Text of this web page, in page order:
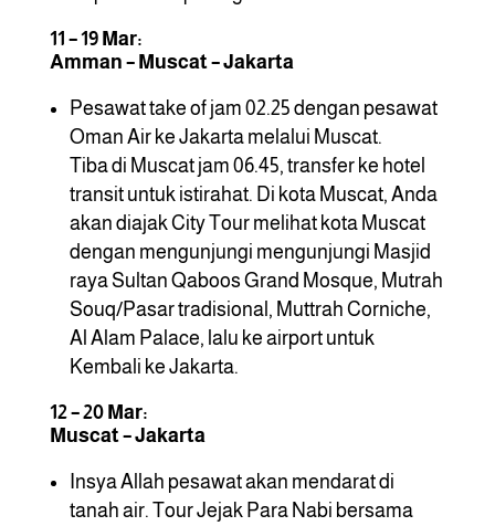
11 – 19 Mar:
Amman – Muscat – Jakarta
Pesawat take of jam 02.25 dengan pesawat
Oman Air ke Jakarta melalui Muscat.
Tiba di Muscat jam 06.45, transfer ke hotel
transit untuk istirahat. Di kota Muscat, Anda
akan diajak City Tour melihat kota Muscat
dengan mengunjungi mengunjungi Masjid
raya Sultan Qaboos Grand Mosque, Mutrah
Souq/Pasar tradisional, Muttrah Corniche,
Al Alam Palace, lalu ke airport untuk
Kembali ke Jakarta.
12 – 20 Mar:
Muscat – Jakarta
Insya Allah pesawat akan mendarat di
tanah air. Tour Jejak Para Nabi bersama